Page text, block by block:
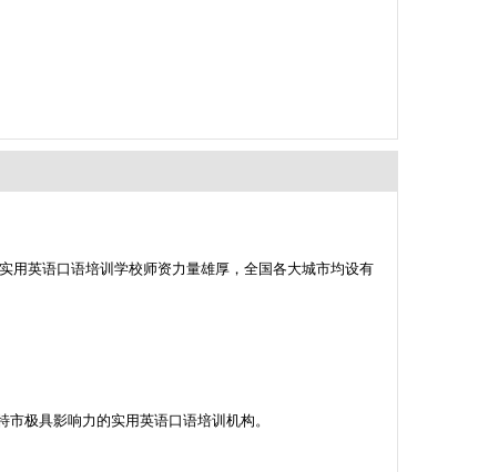
用英语口语培训学校师资力量雄厚，全国各大城市均设有
极具影响力的实用英语口语培训机构。